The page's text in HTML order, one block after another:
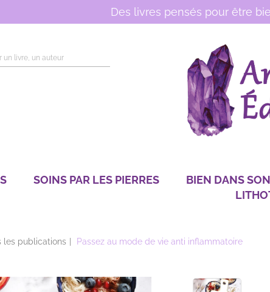
Des livres pensés pour être
SOINS PAR LES PIERRES BIEN DANS
les publications Passez au mode de vie anti inflammatoire